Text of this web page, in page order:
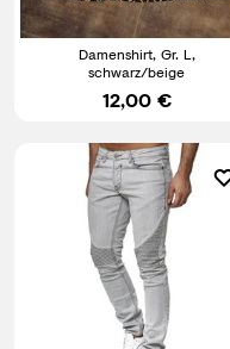
Damenshirt, Gr. L,
schwarz/beige
12,00 €